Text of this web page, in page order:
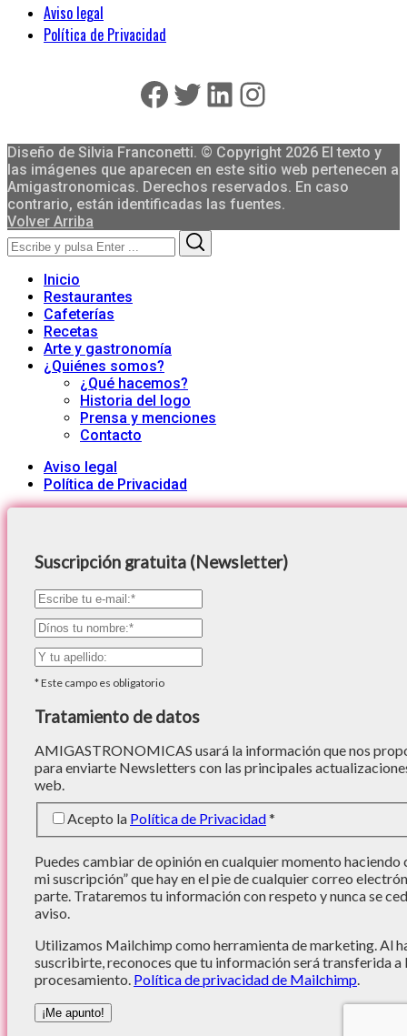
Aviso legal
Política de Privacidad
Facebook
Twitter
LinkedIn
Instagram
Diseño de Silvia Franconetti. © Copyright 2026 El texto y
las imágenes que aparecen en este sitio web pertenecen a
Amigastronomicas. Derechos reservados. En caso
contrario, están identificadas las fuentes.
Volver Arriba
Search
for:
Inicio
Restaurantes
Cafeterías
Recetas
Arte y gastronomía
¿Quiénes somos?
¿Qué hacemos?
Historia del logo
Prensa y menciones
Contacto
Aviso legal
Política de Privacidad
Suscripción gratuita (Newsletter)
*Este campo es obligatorio
Tratamiento de datos
AMIGASTRONOMICAS usará la información que nos
para enviarte Newsletters con las principales
web.
Acepto la Política de Privacidad*
Puedes cambiar de opinión en cualquier momento haciendo
mi suscripción” que hay en el pie de cualquier correo
parte. Trataremos tu información con respeto y nunca se
aviso.
Utilizamos Mailchimp como herramienta de marketing. Al
suscribirte, reconoces que tu información será transferida
procesamiento. Política de privacidad de Mailchimp